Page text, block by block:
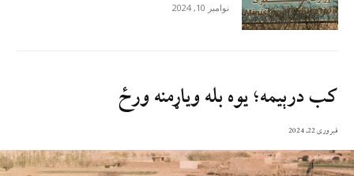
نوامبر 10, 2024
کب درېیمه؛ یوه بله ویاړمنه ورځ
فبروری 22, 2024